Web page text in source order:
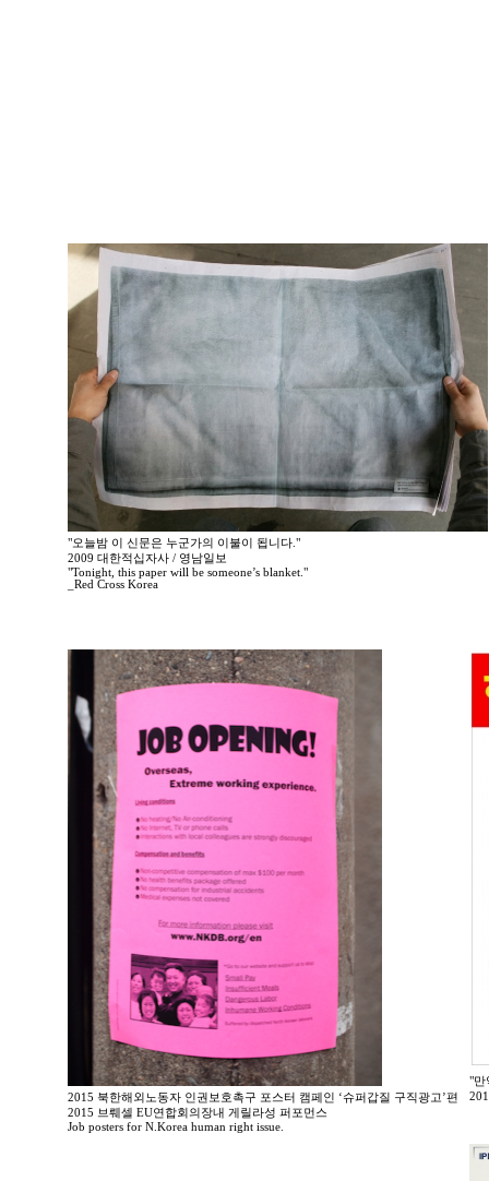
"오늘밤 이 신문은 누군가의 이불이 됩니다."
2009 대한적십자사 / 영남일보
"Tonight, this paper will be someone’s blanket."
_Red Cross Korea
2015 북한해외노동자 인권보호촉구 포스터 캠페인 ‘슈퍼갑질 구직광고’편
2015 브뤠셀 EU연합회의장내 게릴라성 퍼포먼스
Job posters for N.Korea human right issue.
"만